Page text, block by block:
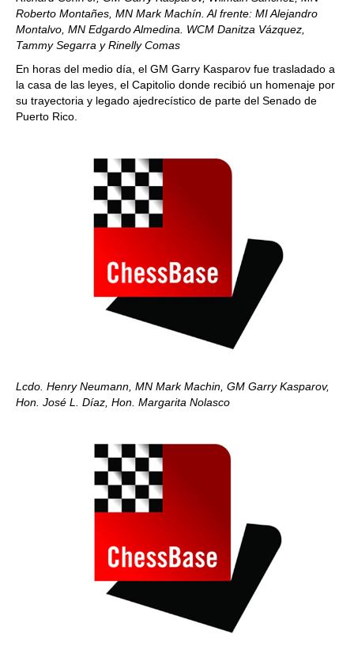
Roberto Montañes, MN Mark Machín. Al frente: MI Alejandro
Montalvo, MN Edgardo Almedina. WCM Danitza Vázquez,
Tammy Segarra y Rinelly Comas
En horas del medio día, el GM Garry Kasparov fue trasladado a
la casa de las leyes, el Capitolio donde recibió un homenaje por
su trayectoria y legado ajedrecístico de parte del Senado de
Puerto Rico.
Lcdo. Henry Neumann, MN Mark Machin, GM Garry Kasparov,
Hon. José L. Díaz, Hon. Margarita Nolasco